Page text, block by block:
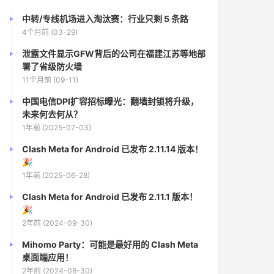
中转/专线机场进入淘汰赛：行业只剩 5 条路
4个月前 (03-29)
泄露文件显示GFW背后的公司在福建江苏等地部
署了省级防火墙
11个月前 (09-11)
中国电信DPI扩容招标曝光：翻墙封锁将升级，
未来何去何从？
1年前 (2025-07-03)
Clash Meta for Android 已发布 2.11.14 版本！
🎉
1年前 (2025-06-28)
Clash Meta for Android 已发布 2.11.1 版本！
🎉
2年前 (2024-09-30)
Mihomo Party：可能是最好用的 Clash Meta
桌面端应用！
2年前 (2024-08-30)